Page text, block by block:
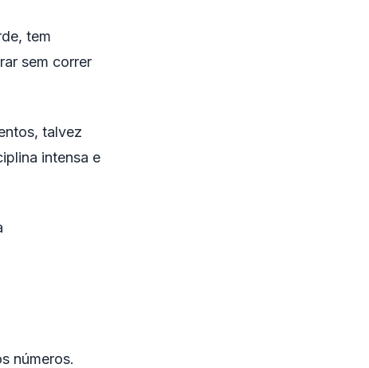
tem
sem correr
talvez
intensa e
números.